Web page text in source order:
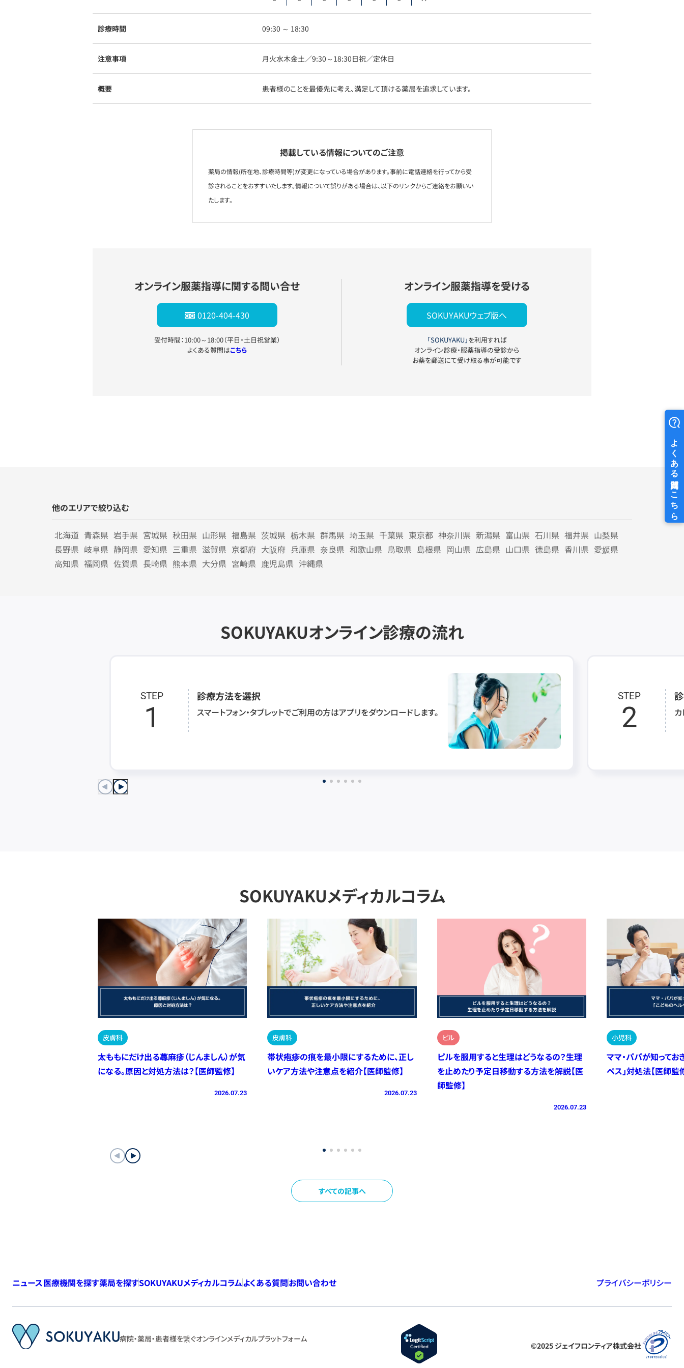
診療時間 09:30 ～ 18:30
注意事項 月火水木金土／9:30～18:30日祝／定休日
概要 患者様のことを最優先に考え、満足して頂ける薬局を追求しています。
掲載している情報についてのご注意
薬局の情報(所在地、診療時間等)が変更になっている場合があります。事前に電話連絡を行ってから受
診されることをおすすいたします。情報について誤りがある場合は、以下のリンクからご連絡をお願いい
たします。
オンライン服薬指導に関する問い合せ
0120-404-430
受付時間：10:00～18:00（平日・土日祝営業）
よくある質問はこちら
オンライン服薬指導を受ける
SOKUYAKUウェブ版へ
「SOKUYAKU」を利用すれば
オンライン診療・服薬指導の受診から
お薬を郵送にて受け取る事が可能です
他のエリアで絞り込む
北海道 青森県 岩手県 宮城県 秋田県 山形県 福島県 茨城県 栃木県 群馬県 埼玉県 千葉県 東京都 神奈川県 新潟県 富山県 石川県 福井県 山梨県
長野県 岐阜県 静岡県 愛知県 三重県 滋賀県 京都府 大阪府 兵庫県 奈良県 和歌山県 鳥取県 島根県 岡山県 広島県 山口県 徳島県 香川県 愛媛県
高知県 福岡県 佐賀県 長崎県 熊本県 大分県 宮崎県 鹿児島県 沖縄県
SOKUYAKUオンライン診療の流れ
STEP
1
診療方法を選択
スマートフォン・タブレットでご利用の方はアプリをダウンロードします。
STEP
2
SOKUYAKUメディカルコラム
皮膚科
太ももにだけ出る蕁麻疹（じんましん）が気
になる。原因と対処方法は？【医師監修】
2026.07.23
皮膚科
帯状疱疹の痕を最小限にするために、正し
いケア方法や注意点を紹介【医師監修】
2026.07.23
ピル
ピルを服用すると生理はどうなるの？生理
を止めたり予定日移動する方法を解説【医
師監修】
2026.07.23
小児科
ママ・パパが知ってお
ペス」対処法【医師監
すべての記事へ
ニュース医療機関を探す薬局を探すSOKUYAKUメディカルコラムよくある質問お問い合わせ プライバシーポリシー
病院・薬局・患者様を繋ぐオンラインメディカルプラットフォーム
©2025 ジェイフロンティア株式会社